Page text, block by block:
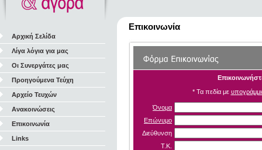
Αρχική Σελίδα
Λίγα λόγια για μας
Οι Συνεργάτες μας
Προηγούμενα Τεύχη
Αρχείο Τευχών
Ανακοινώσεις
Επικοινωνία
Links
Επικοινωνία
* Τα πεδία με
Όνομα
Επώνυμο
Διεύθυνση
Τ.Κ.